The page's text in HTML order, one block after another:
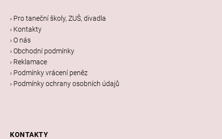
› Pro taneční školy, ZUŠ, divadla
› Kontakty
› O nás
› Obchodní podmínky
› Reklamace
› Podmínky vrácení peněz
› Podmínky ochrany osobních údajů
KONTAKTY